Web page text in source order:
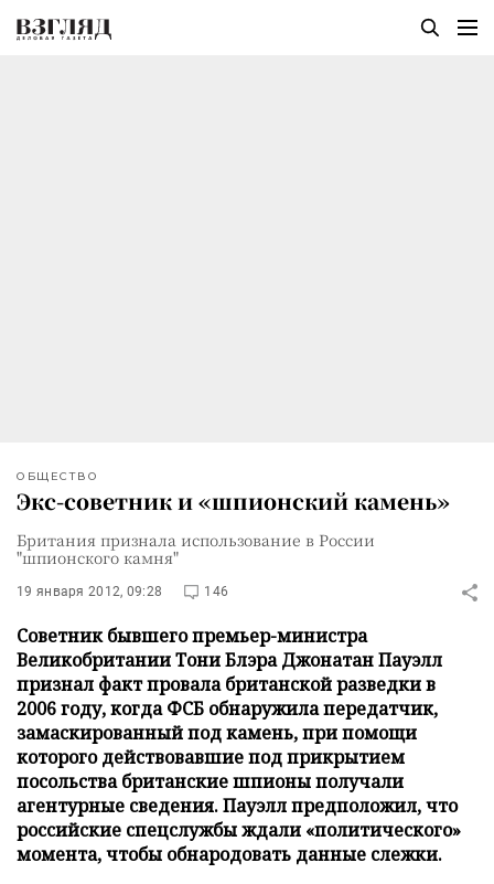
ОБЩЕСТВО
Экс-советник и «шпионский камень»
Британия признала использование в России
"шпионского камня"
19 января 2012, 09:28 146
Советник бывшего премьер-министра
Великобритании Тони Блэра Джонатан Пауэлл
признал факт провала британской разведки в
2006 году, когда ФСБ обнаружила передатчик,
замаскированный под камень, при помощи
которого действовавшие под прикрытием
посольства британские шпионы получали
агентурные сведения. Пауэлл предположил, что
российские спецслужбы ждали «политического»
момента, чтобы обнародовать данные слежки.